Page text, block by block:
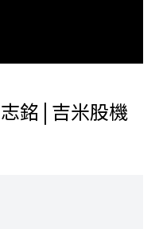
銘 | 吉米股機